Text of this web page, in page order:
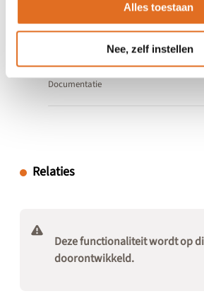
Alles toestaan
Nee, zelf instellen
Specificaties
Documentatie
Relaties
Deze functionaliteit wordt op
doorontwikkeld.